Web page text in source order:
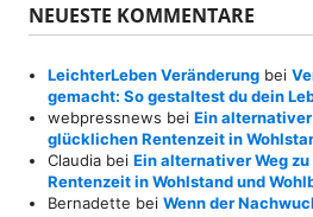
NEUESTE KOMMENTARE
LeichterLeben Veränderung bei
gemacht: So gestaltest du dein
webpressnews beiEin
glücklichen Rentenzeit in
Claudia beiEin alternativer Weg
Rentenzeit in Wohlstand und
Bernadette beiWenn der